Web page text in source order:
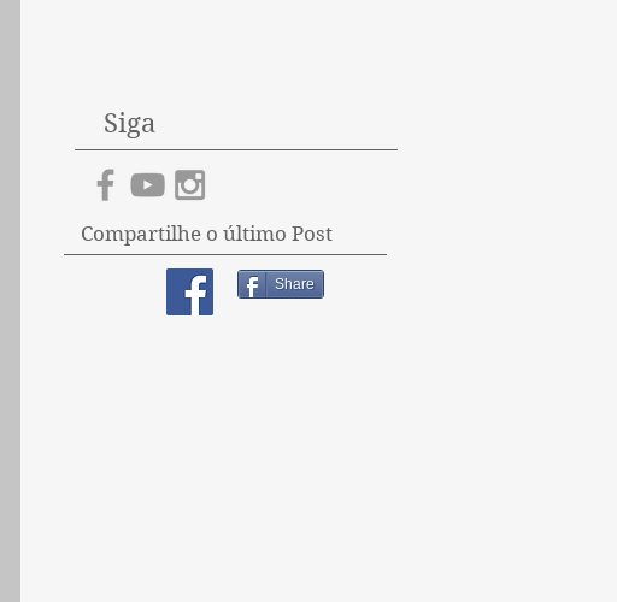
Siga
Compartilhe o último Post
Share